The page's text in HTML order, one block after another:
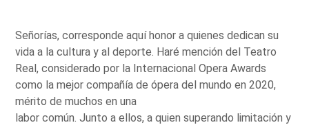
Señorías, corresponde aquí honor a quienes dedican su
vida a la cultura y al deporte. Haré mención del Teatro
Real, considerado por la Internacional Opera Awards
como la mejor compañía de ópera del mundo en 2020,
mérito de muchos en una
labor común. Junto a ellos, a quien superando limitación y